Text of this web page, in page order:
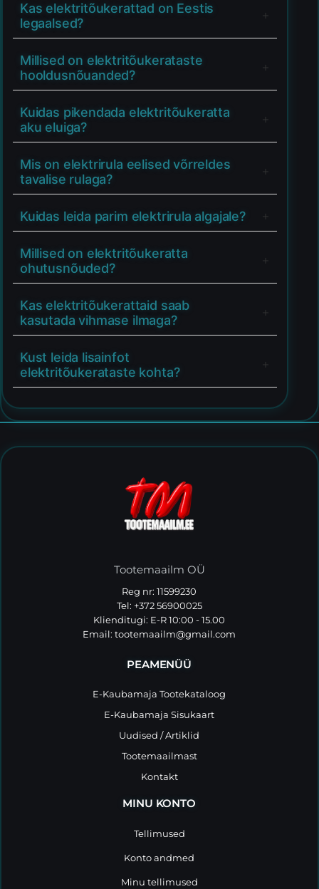
Kas elektritõukerattad on Eestis
legaalsed?
Millised on elektritõukerataste
hooldusnõuanded?
Kuidas pikendada elektritõukeratta
aku eluiga?
Mis on elektrirula eelised võrreldes
tavalise rulaga?
Kuidas leida parim elektrirula algajale?
Millised on elektritõukeratta
ohutusnõuded?
Kas elektritõukerattaid saab
kasutada vihmase ilmaga?
Kust leida lisainfot
elektritõukerataste kohta?
Tootemaailm OÜ
Reg nr: 11599230
Tel: +372 56900025
Klienditugi: E-R 10:00 - 15.00
Email:tootemaailm@gmail.com
PEAMENÜÜ
E-Kaubamaja Tootekataloog
E-Kaubamaja Sisukaart
Uudised / Artiklid
Tootemaailmast
Kontakt
MINU KONTO
Tellimused
Konto andmed
Minu tellimused